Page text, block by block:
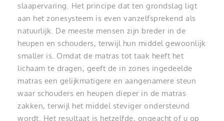
slaapervaring. Het principe dat ten grondslag ligt
aan het zonesysteem is even vanzelfsprekend als
natuurlijk. De meeste mensen zijn breder in de
heupen en schouders, terwijl hun middel gewoonlijk
smaller is. Omdat de matras tot taak heeft het
lichaam te dragen, geeft de in zones ingedeelde
matras een gelijkmatigere en aangenamere steun
waar schouders en heupen dieper in de matras
zakken, terwijl het middel steviger ondersteund
wordt. Het resultaat is hetzelfde, ongeacht of u op